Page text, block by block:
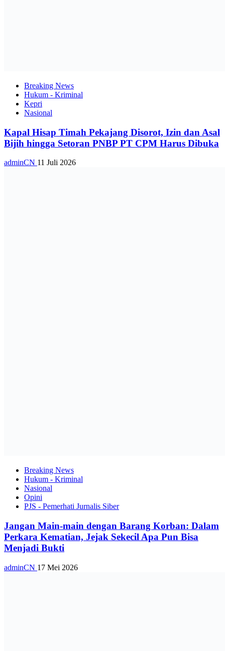
Breaking News
Hukum - Kriminal
Kepri
Nasional
Kapal Hisap Timah Pekajang Disorot, Izin dan Asal
Bijih hingga Setoran PNBP PT CPM Harus Dibuka
adminCN 11 Juli 2026
Breaking News
Hukum - Kriminal
Nasional
Opini
PJS - Pemerhati Jurnalis Siber
Jangan Main-main dengan Barang Korban: Dalam
Perkara Kematian, Jejak Sekecil Apa Pun Bisa
Menjadi Bukti
adminCN 17 Mei 2026